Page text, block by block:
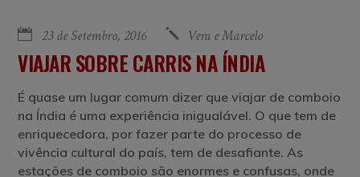
23 de Setembro, 2016 Vera e Marcelo
VIAJAR SOBRE CARRIS NA ÍNDIA
É quase um lugar comum dizer que viajar de comboio
na Índia é uma experiência inigualável. O que tem de
enriquecedora, por fazer parte do processo de
vivência cultural do país, tem de desafiante. As
estações de comboio são enormes e confusas, onde